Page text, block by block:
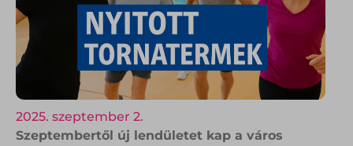
2025. szeptember 2.
Szeptembertől új lendületet kap a város